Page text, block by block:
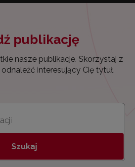
publikację
nasze publikacje. Skorzystaj z
interesujący Cię tytuł.
Szukaj